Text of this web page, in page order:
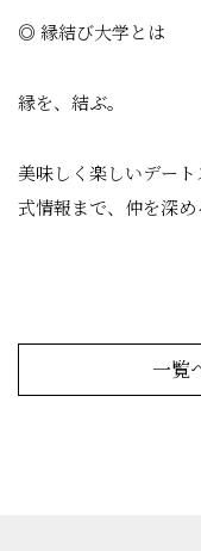
◎ 縁結び大学とは
縁を、結ぶ。
美味しく楽しいデー
式情報まで、仲を深め
一覧